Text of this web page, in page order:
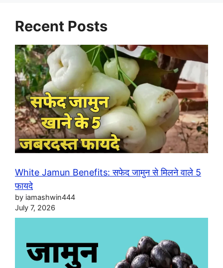
Recent Posts
White Jamun Benefits: सफेद जामुन से मिलने वाले 5
फायदे
by iamashwin444
July 7, 2026